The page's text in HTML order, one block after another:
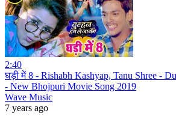
2:40
घड़ी में 8 - Rishabh Kashyap, Tanu Shree -
- New Bhojpuri Movie Song 2019
Wave Music
7 years ago